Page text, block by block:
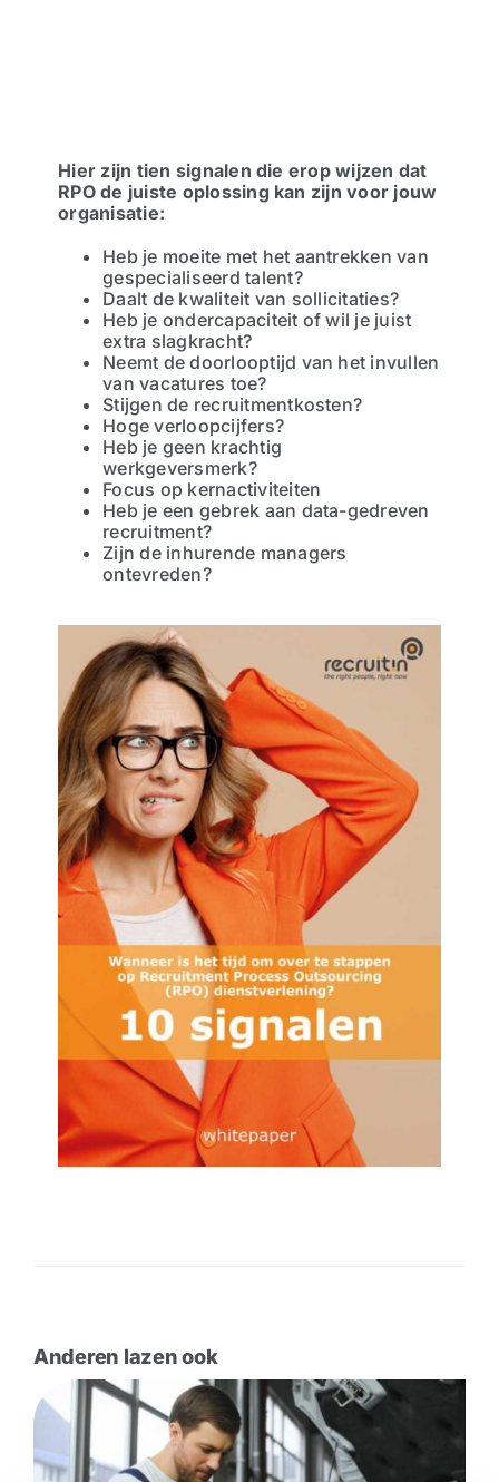
Hier zijn tien signalen die erop wijzen dat
RPO de juiste oplossing kan zijn voor jouw
organisatie:
Heb je moeite met het aantrekken van
gespecialiseerd talent?
Daalt de kwaliteit van sollicitaties?
Heb je ondercapaciteit of wil je juist
extra slagkracht?
Neemt de doorlooptijd van het invullen
van vacatures toe?
Stijgen de recruitmentkosten?
Hoge verloopcijfers?
Heb je geen krachtig
werkgeversmerk?
Focus op kernactiviteiten
Heb je een gebrek aan data-gedreven
recruitment?
Zijn de inhurende managers
ontevreden?
Anderen lazen ook